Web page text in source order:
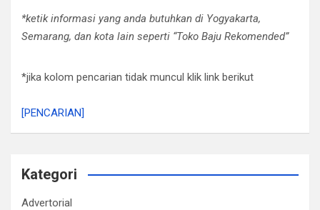
*ketik informasi yang anda butuhkan di Yogyakarta,
Semarang, dan kota lain seperti “Toko Baju Rekomended”
*jika kolom pencarian tidak muncul klik link berikut
[PENCARIAN]
Kategori
Advertorial